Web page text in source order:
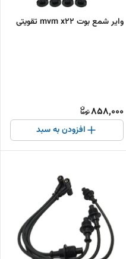
وایر شمع بوت mvm x22 تقویتی
858,000
افزودن به سبد